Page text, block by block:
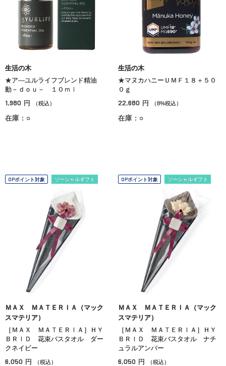
生活の木
★ア―ユルライフブレンド精油
動－ｄｏｕ－ １０ｍｌ
1,980 円 （税込）
在庫：○
生活の木
★マヌカハニーＵＭＦ１８＋５０
０ｇ
22,680 円 （8%税込）
在庫：○
OPポイント対象 ソーシャルギフト
ＭＡＸ ＭＡＴＥＲＩＡ（マック
スマテリア）
［ＭＡＸ ＭＡＴＥＲＩＡ］ＨＹ
ＢＲＩＤ 花束バスタオル ダー
クネイビー
6,050 円 （税込）
OPポイント対象 ソーシャルギフト
ＭＡＸ ＭＡＴＥＲＩＡ（マック
スマテリア）
［ＭＡＸ ＭＡＴＥＲＩＡ］ＨＹ
ＢＲＩＤ 花束バスタオル ナチ
ュラルアンバー
6,050 円 （税込）